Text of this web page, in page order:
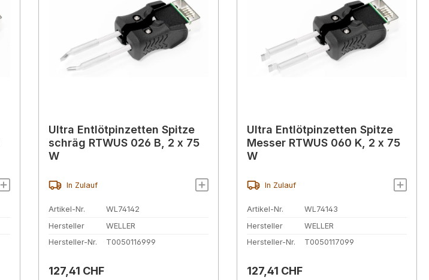
Ultra Entlötpinzetten Spitze
schräg RTWUS 026 B, 2 x 75
W
In Zulauf
Artikel-Nr.
WL74142
Hersteller
WELLER
Hersteller-Nr.
T0050116999
Regulärer Preis:
127,41 CHF
Ultra Entlötpinzetten Spitze
Messer RTWUS 060 K, 2 x 75
W
In Zulauf
Artikel-Nr.
WL74143
Hersteller
WELLER
Hersteller-Nr.
T0050117099
Regulärer Preis:
127,41 CHF